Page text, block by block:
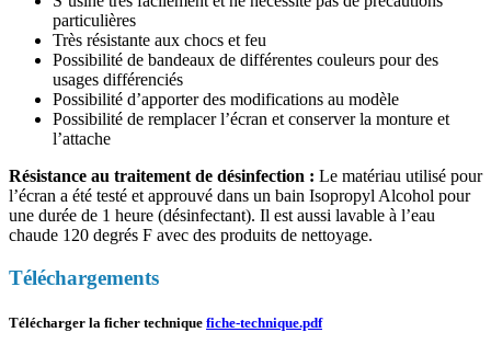
particulières
Très résistante aux chocs et feu
Possibilité de bandeaux de différentes couleurs pour des
usages différenciés
Possibilité d’apporter des modifications au modèle
Possibilité de remplacer l’écran et conserver la monture et
l’attache
Résistance au traitement de désinfection : Le matériau utilisé pour
l’écran a été testé et approuvé dans un bain Isopropyl Alcohol pour
une durée de 1 heure (désinfectant). Il est aussi lavable à l’eau
chaude 120 degrés F avec des produits de nettoyage.
Téléchargements
Télécharger la ficher technique fiche-technique.pdf